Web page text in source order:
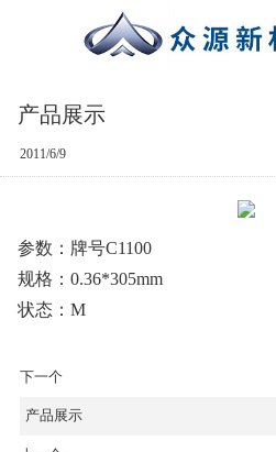
产品展示
2011/6/9
参数：牌号C1100
规格：0.36*305mm
状态：M
下一个
产品展示